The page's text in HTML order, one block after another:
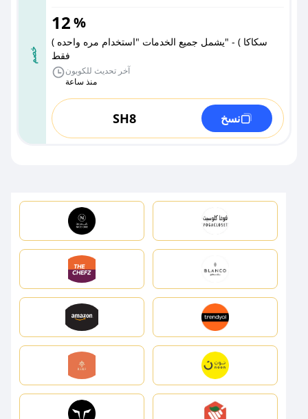
خصم
12%
( سكاكا ) - "يشمل جميع الخدمات "استخدام مره واحده
فقط
آخر تحديث للكوبون
منذ ساعة
SH8 نسخ